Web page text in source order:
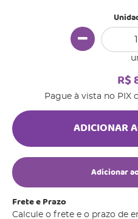
R$
Pague à vista no PIX
ADICIONAR
Adicionar
Frete e Prazo
Calcule o frete e o prazo de